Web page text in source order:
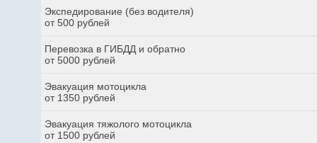
Экспедирование (без водителя)
от 500 рублей
Перевозка в ГИБДД и обратно
от 5000 рублей
Эвакуация мотоцикла
от 1350 рублей
Эвакуация тяжолого мотоцикла
от 1500 рублей